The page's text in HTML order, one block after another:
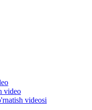
video
videosi